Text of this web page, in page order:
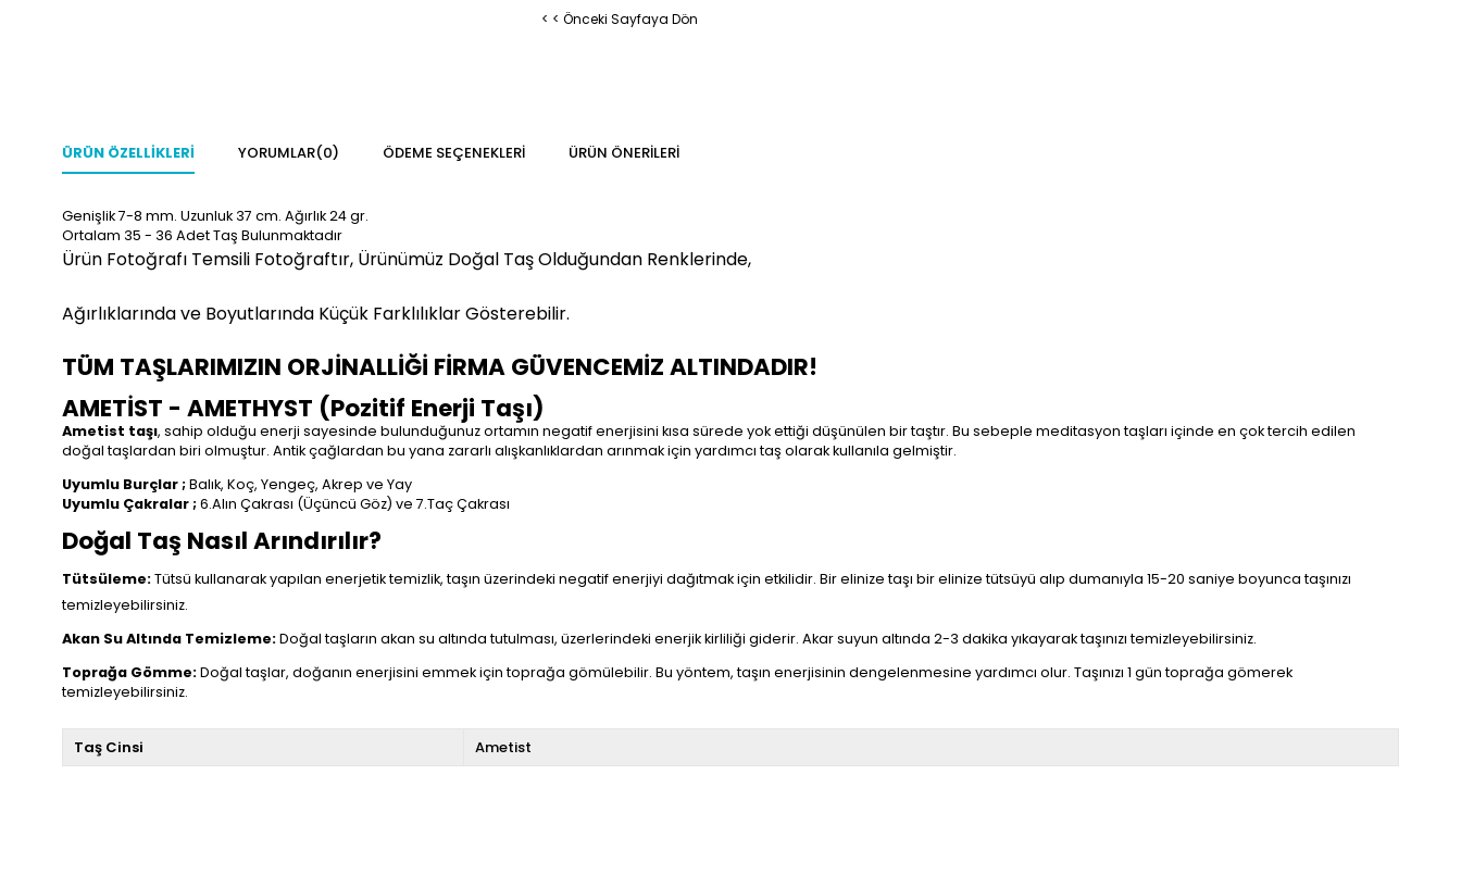
< < Önceki Sayfaya Dön
ÜRÜN ÖZELLIKLERI YORUMLAR(0) ÖDEME SEÇENEKLERI ÜRÜN ÖNERILERI
Genişlik 7-8 mm. Uzunluk 37 cm. Ağırlık 24 gr.
Ortalam 35 - 36 Adet Taş Bulunmaktadır
Ürün Fotoğrafı Temsili Fotoğraftır, Ürünümüz Doğal Taş Olduğundan Renklerinde,
Ağırlıklarında ve Boyutlarında Küçük Farklılıklar Gösterebilir.
TÜM TAŞLARIMIZIN ORJİNALLİĞİ FİRMA GÜVENCEMİZ ALTINDADIR!
AMETİST - AMETHYST (Pozitif Enerji Taşı)
Ametist taşı, sahip olduğu enerji sayesinde bulunduğunuz ortamın negatif enerjisini kısa sürede yok ettiği düşünülen bir taştır. Bu sebeple meditasyon taşları içinde en çok tercih edilen
doğal taşlardan biri olmuştur. Antik çağlardan bu yana zararlı alışkanlıklardan arınmak için yardımcı taş olarak kullanıla gelmiştir.
Uyumlu Burçlar ;Balık, Koç, Yengeç, Akrep ve Yay
Uyumlu Çakralar ;6.Alın Çakrası (Üçüncü Göz) ve 7.Taç Çakrası
Doğal Taş Nasıl Arındırılır?
Tütsüleme:Tütsü kullanarak yapılan enerjetik temizlik, taşın üzerindeki negatif enerjiyi dağıtmak için etkilidir. Bir elinize taşı bir elinize tütsüyü alıp dumanıyla 15-20 saniye boyunca taşınızı
temizleyebilirsiniz.
Akan Su Altında Temizleme:Doğal taşların akan su altında tutulması, üzerlerindeki enerjik kirliliği giderir. Akar suyun altında 2-3 dakika yıkayarak taşınızı temizleyebilirsiniz.
Toprağa Gömme:Doğal taşlar, doğanın enerjisini emmek için toprağa gömülebilir. Bu yöntem, taşın enerjisinin dengelenmesine yardımcı olur. Taşınızı 1 gün toprağa gömerek
temizleyebilirsiniz.
Taş Cinsi Ametist